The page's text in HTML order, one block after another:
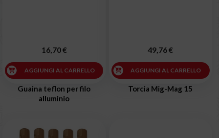
Guaina teflon per filo
alluminio
16,70 €
AGGIUNGI AL CARRELLO
Torcia Mig-Mag 15
49,76 €
AGGIUNGI AL CARRELLO